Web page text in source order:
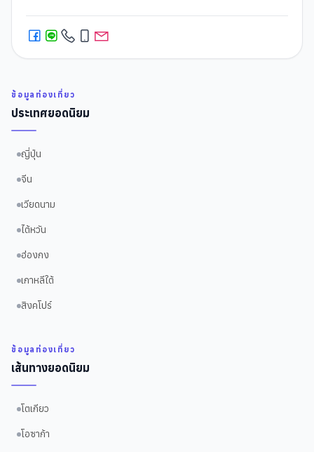
ข้อมูลท่องเที่ยว
ประเทศยอดนิยม
ญี่ปุ่น
จีน
เวียดนาม
ไต้หวัน
ฮ่องกง
เกาหลีใต้
สิงคโปร์
ข้อมูลท่องเที่ยว
เส้นทางยอดนิยม
โตเกียว
โอซาก้า